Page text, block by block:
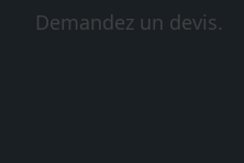
Demandez un devis.